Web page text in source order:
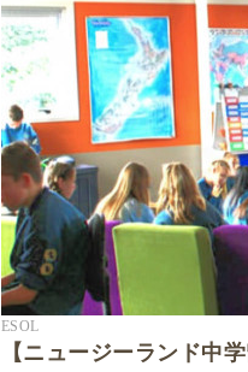
ESOL
【ニュージーランド中